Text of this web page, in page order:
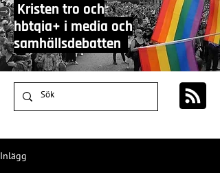
Kristen tro och
hbtqia+ i media och
samhällsdebatten
Inlägg